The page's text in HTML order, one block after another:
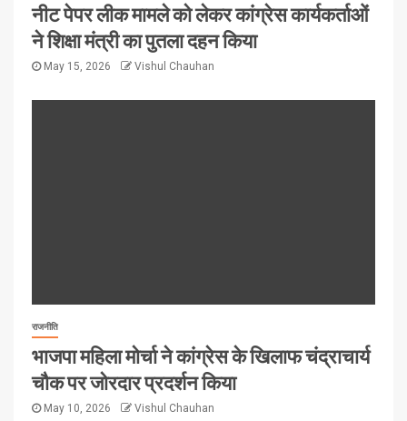
नीट पेपर लीक मामले को लेकर कांग्रेस कार्यकर्ताओं
ने शिक्षा मंत्री का पुतला दहन किया
May 15, 2026 Vishul Chauhan
राजनीति
भाजपा महिला मोर्चा ने कांग्रेस के खिलाफ चंद्राचार्य
चौक पर जोरदार प्रदर्शन किया
May 10, 2026 Vishul Chauhan